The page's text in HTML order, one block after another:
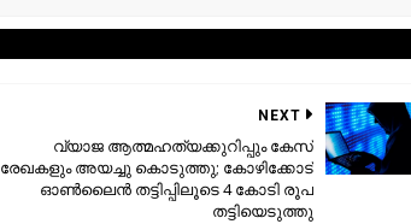
NEXT
വ്യാജ ആത്മഹത്യക്കുറിപ്പും കേസ്
രേഖകളും അയച്ചു കൊടുത്തു; കോഴിക്കോട്
ഓണ്‍ലൈന്‍ തട്ടിപ്പിലൂടെ 4 കോടി രൂപ
തട്ടിയെടുത്തു